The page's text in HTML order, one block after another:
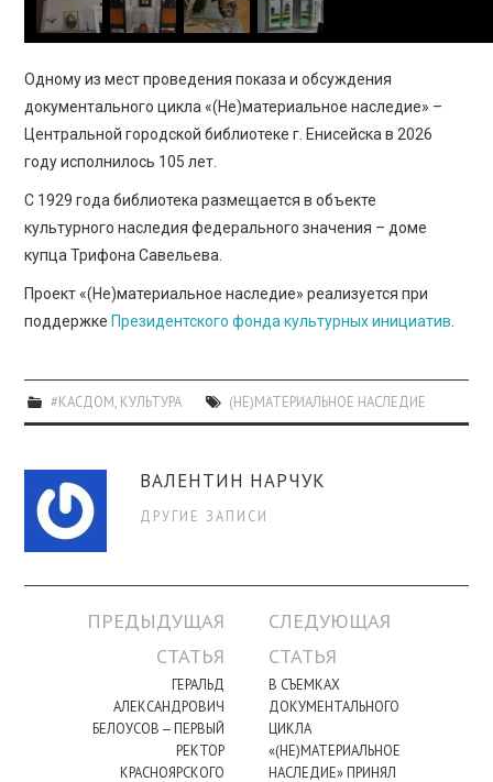
Одному из мест проведения показа и обсуждения
документального цикла «(Не)материальное наследие» –
Центральной городской библиотеке г. Енисейска в 2026
году исполнилось 105 лет.
С 1929 года библиотека размещается в объекте
культурного наследия федерального значения – доме
купца Трифона Савельева.
Проект «(Не)материальное наследие» реализуется при
поддержке Президентского фонда культурных инициатив
#КАСДОМ КУЛЬТУРА (НЕ)МАТЕРИАЛЬНОЕ НАСЛЕДИЕ
ВАЛЕНТИН НАРЧУК
ДРУГИЕ ЗАПИСИ
Навигация
ПРЕДЫДУЩАЯ
СТАТЬЯ
ГЕРАЛЬД
АЛЕКСАНДРОВИЧ
БЕЛОУСОВ — ПЕРВЫЙ
РЕКТОР
КРАСНОЯРСКОГО
СЛЕДУЮЩАЯ
СТАТЬЯ
В СЪЕМКАХ
ДОКУМЕНТАЛЬНОГО
ЦИКЛА
«(НЕ)МАТЕРИАЛЬНОЕ
НАСЛЕДИЕ» ПРИНЯЛ